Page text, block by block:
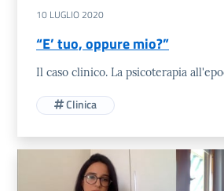
10 LUGLIO 2020
“E’ tuo, oppure mio?”
Il caso clinico. La psicoterapia
Clinica